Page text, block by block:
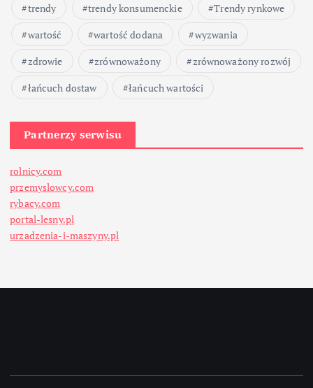
trendy
trendy konsumenckie
Trendy rynkowe
wartość
wartość dodana
wyzwania
zdrowie
zrównoważony
zrównoważony rozwój
łańcuch dostaw
łańcuch wartości
Partnerzy serwisu
rolnicy.com
przemyslowcy.com
rybacy.com
portal-lesny.pl
urzadzenia-i-maszyny.pl